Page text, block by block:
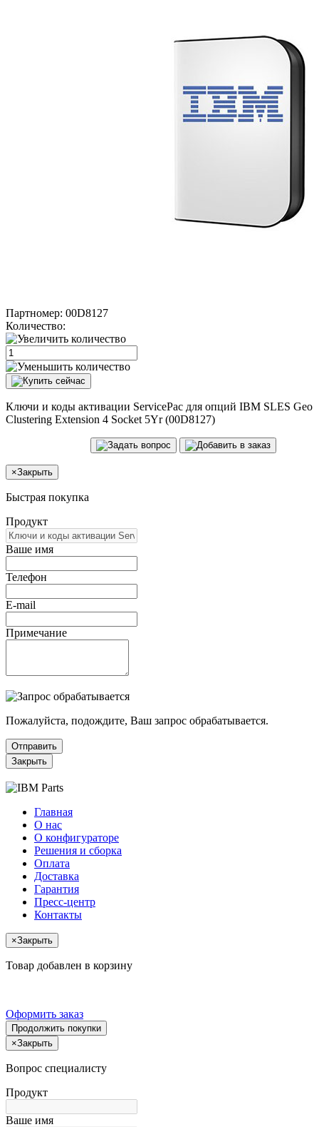
Партномер: 00D8127
Количество:
Ключи и коды активации ServicePac для опций IBM SLES Geo
Clustering Extension 4 Socket 5Yr (00D8127)
×Закрыть
Быстрая покупка
Продукт
Ваше имя
Телефон
E-mail
Примечание
Пожалуйста, подождите, Ваш запрос обрабатывается.
Отправить
Закрыть
Главная
О нас
О конфигураторе
Решения и сборка
Оплата
Доставка
Гарантия
Пресс-центр
Контакты
×Закрыть
Товар добавлен в корзину
Оформить заказ
Продолжить покупки
×Закрыть
Вопрос специалисту
Продукт
Ваше имя